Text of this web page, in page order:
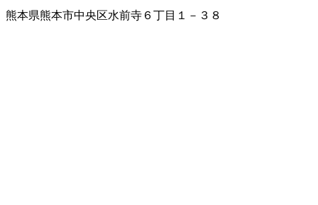
熊本県熊本市中央区水前寺６丁目１－３８